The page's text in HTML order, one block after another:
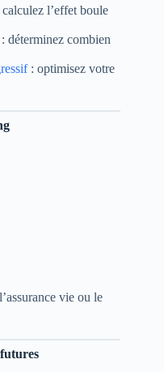
calculez l’effet boule
: déterminez combien
: optimisez votre
vie ou le